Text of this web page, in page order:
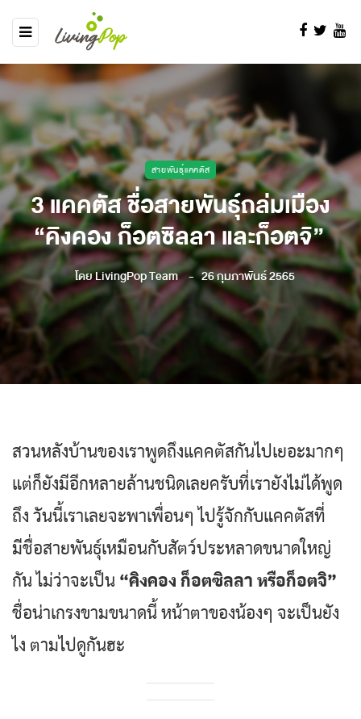
สายพันธุ์แคคตัส
3 แคคตัส ชื่อสายพันธุ์ถล่มเมือง
“คิงคอง ก็อตซิลลา และก็อตจิ”
โดยLivingPop Team 26 กุมภาพันธ์ 2565
สวนหลังบ้านของเราพูดถึงแคคตัสกันไปเยอะมากๆ
แต่ก็ยังมีอีกหลายล้านชนิดเลยครับที่เรายังไม่ได้พูด
ถึง วันนี้เราเลยจะพาเพื่อนๆ ไปรู้จักกับแคคตัสที่
มีชื่อสายพันธุ์เหมือนกับสัตว์ประหลาดขนาดใหญ่
กัน ไม่ว่าจะเป็น “คิงคอง ก็อตซิลลา หรือก็อตจิ”
ชื่อน่าเกรงขามขนาดนี้ หน้าตาของน้องๆ จะเป็นยัง
ไง ตามไปดูกันฮะ